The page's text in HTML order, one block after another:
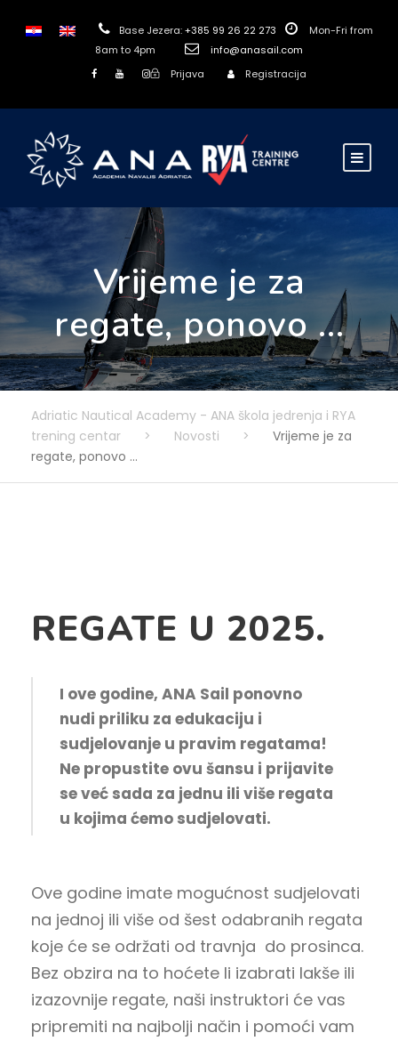
Base Jezera:+385 99 26 22 273
Mon-Fri from
8am to 4pm
info@anasail.com
Prijava
Registracija
Vrijeme je za
regate, ponovo …
Adriatic Nautical Academy - ANA škola jedrenja i RYA
trening centar
> Novosti >
Vrijeme je za
regate, ponovo …
REGATE U 2025.
I ove godine, ANA Sail ponovno
nudi priliku za edukaciju i
sudjelovanje u pravim regatama!
Ne propustite ovu šansu i prijavite
se već sada za jednu ili više regata
u kojima ćemo sudjelovati.
Ove godine imate mogućnost sudjelovati
na jednoj ili više od šest odabranih regata
koje će se održati od travnja do prosinca.
Bez obzira na to hoćete li izabrati lakše ili
izazovnije regate, naši instruktori će vas
pripremiti na najbolji način i pomoći vam